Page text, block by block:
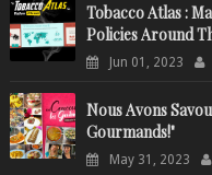
Tobacco Atlas :
Policies Around
Jun 01, 2023
Nous Avons
Gourmands!"
May 31, 2023